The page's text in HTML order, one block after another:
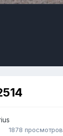
1878 просмотров